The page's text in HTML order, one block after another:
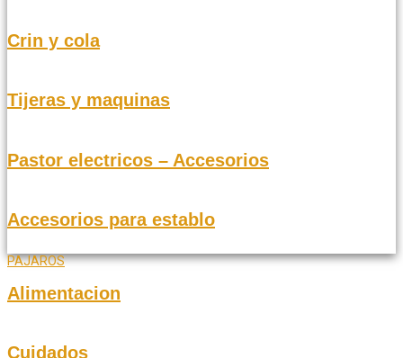
Crin y cola
Tijeras y maquinas
Pastor electricos – Accesorios
Accesorios para establo
PAJAROS
Alimentacion
Cuidados